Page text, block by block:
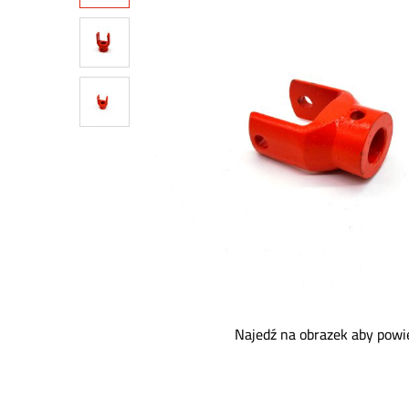
Najedź na obrazek aby